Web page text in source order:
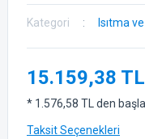
Kategori Isıtma
15.159,38 TL
* 1.576,58 TL den
Taksit Seçenekleri